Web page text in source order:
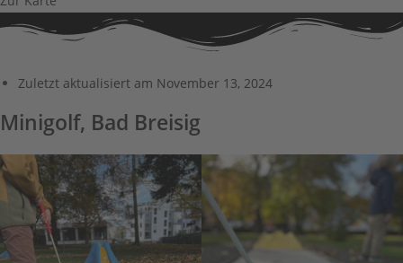
Zuletzt aktualisiert am November 13, 2024
Minigolf, Bad Breisig